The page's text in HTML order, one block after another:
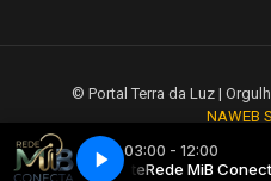
© Portal Terra da Luz |
NAWEB